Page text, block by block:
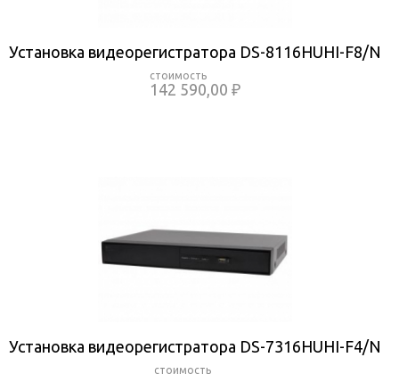
Установка видеорегистратора DS-8116HUHI-F8/N
142 590,00 ₽
Установка видеорегистратора DS-7316HUHI-F4/N